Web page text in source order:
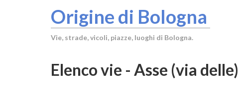
Origine di Bologna
Vie, strade, vicoli, piazze, luoghi di Bologna.
Elenco vie - Asse (via delle)